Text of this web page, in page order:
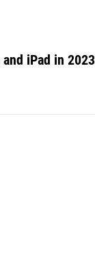
iPad in 2023